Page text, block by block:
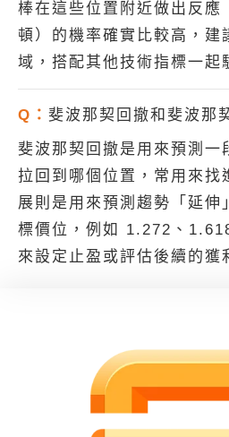
棒在這些位置附近做出反應
頓）的機率確實比較高，建
域，搭配其他技術指標一起
Q： 斐波那契回撤和斐波那
斐波那契回撤是用來預測一
拉回到哪個位置，常用來找
展則是用來預測趨勢「延伸
標價位，例如 1.272、
來設定止盈或評估後續的獲